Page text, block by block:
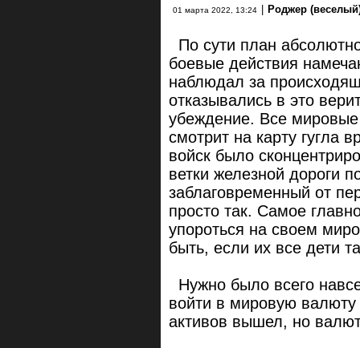
01 марта 2022, 13:24 Роджер
По сути план
боевые действия
наблюдал за
отказывались в это
убеждение. Все
смотрит на карту гугла
войск было
ветки железной дороги
заблаговременный от
просто так. Самое
упороться на своем
быть, если их все дети
Нужно было всего
войти в мировую
активов вышел, но